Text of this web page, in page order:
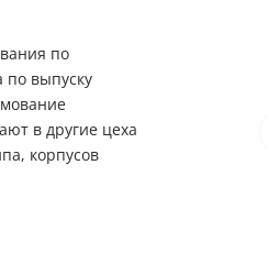
по
по выпуску
в другие цеха
корпусов